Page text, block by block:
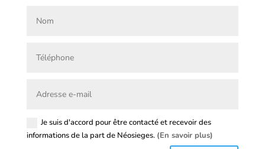
Je suis d'accord pour être contacté et recevoir des
informations de la part de Néosieges. (En savoir plus)